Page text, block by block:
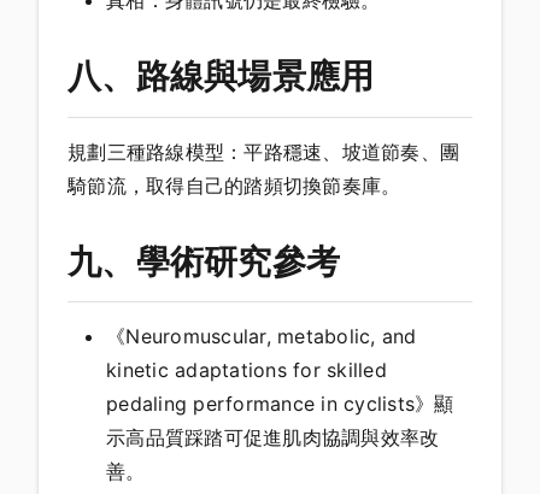
八、路線與場景應用
規劃三種路線模型：平路穩速、坡道節奏、團
騎節流，取得自己的踏頻切換節奏庫。
九、學術研究參考
《Neuromuscular, metabolic, and
kinetic adaptations for skilled
pedaling performance in cyclists》顯
示高品質踩踏可促進肌肉協調與效率改
善。